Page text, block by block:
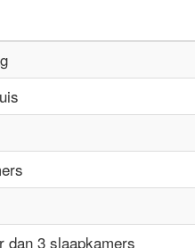
dan 3 slaapkamers